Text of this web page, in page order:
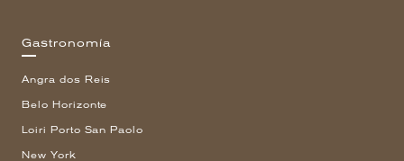
Gastronomía
Angra dos Reis
Belo Horizonte
Loiri Porto San Paolo
New York